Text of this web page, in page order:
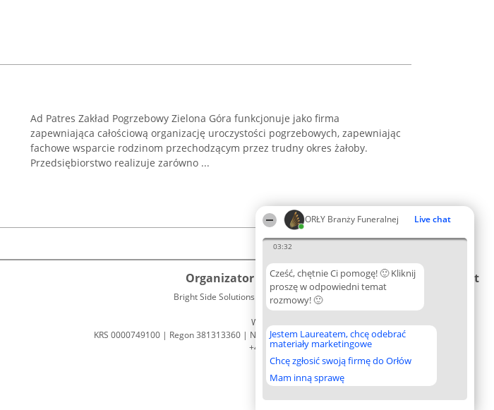
ORŁY Branży Funeralnej Live chat
03:32
Cześć, chętnie Ci pomogę! 🙂 Kliknij
proszę w odpowiedni temat
rozmowy! 🙂
Jestem Laureatem, chcę odebrać
materiały marketingowe
Chcę zgłosić swoją firmę do Orłów
Mam inną sprawę
Ad Patres Zakład Pogrzebowy Zielona Góra funkcjonuje jako firma
zapewniająca całościową organizację uroczystości pogrzebowych, zapewniając
fachowe wsparcie rodzinom przechodzącym przez trudny okres żałoby.
Przedsiębiorstwo realizuje zarówno ...
Organizator plebiscytu
Bright Side Solutions sp. z o. o. sp. k.
ul. Ruska 22
Wrocław 50-079
KRS 0000749100 | Regon 381313360 | NIP 8943132676
+48 508 492 400
Plebiscyt
Lista
Laureatów
Zasady
Regulamin
Prywatności
Kontakt